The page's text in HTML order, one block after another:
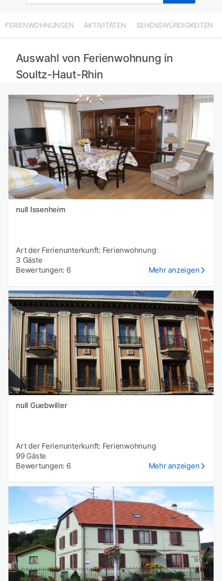
FERIENWOHNUNGEN AKTIVITÄTEN SEHENSWÜRDIGKEITEN
Auswahl von Ferienwohnung in
Soultz-Haut-Rhin
null Issenheim
Art der Ferienunterkunft: Ferienwohnung
3 Gäste
Bewertungen: 6
Mehr anzeigen
null Guebwiller
Art der Ferienunterkunft: Ferienwohnung
99 Gäste
Bewertungen: 6
Mehr anzeigen